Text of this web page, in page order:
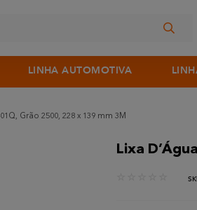
LINHA AUTOMOTIVA
Grão 2500, 228 x 139 mm 3M
Lixa